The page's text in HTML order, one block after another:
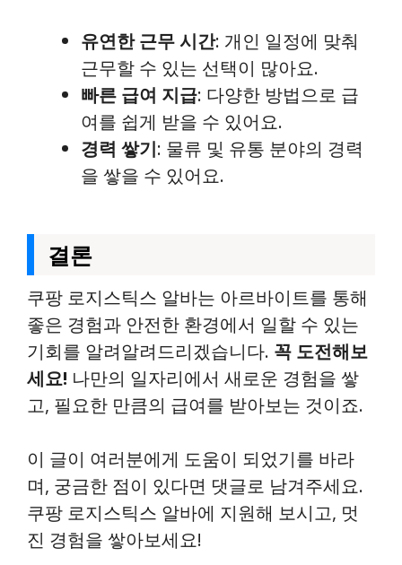
유연한 근무 시간: 개인 일정에 맞춰
근무할 수 있는 선택이 많아요.
빠른 급여 지급: 다양한 방법으로 급
여를 쉽게 받을 수 있어요.
경력 쌓기: 물류 및 유통 분야의 경력
을 쌓을 수 있어요.
결론
쿠팡 로지스틱스 알바는 아르바이트를 통해
좋은 경험과 안전한 환경에서 일할 수 있는
기회를 알려알려드리겠습니다. 꼭 도전해보
세요! 나만의 일자리에서 새로운 경험을 쌓
고, 필요한 만큼의 급여를 받아보는 것이죠.
이 글이 여러분에게 도움이 되었기를 바라
며, 궁금한 점이 있다면 댓글로 남겨주세요.
쿠팡 로지스틱스 알바에 지원해 보시고, 멋
진 경험을 쌓아보세요!